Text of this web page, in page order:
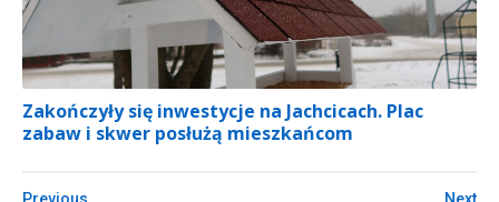
Zakończyły się inwestycje na Jachcicach. Plac
zabaw i skwer posłużą mieszkańcom